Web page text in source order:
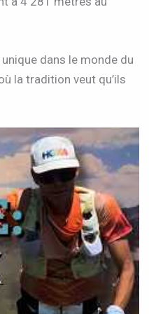
dans le monde du
la tradition veut qu’ils